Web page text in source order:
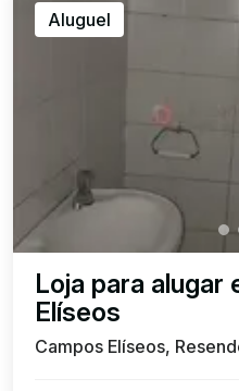
Aluguel
Loja para alugar
Elíseos
Campos Elíseos,